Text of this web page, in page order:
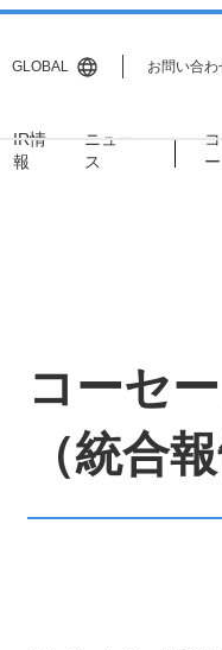
GLOBAL お問い合
企業理念
サステナビリティ
体制
IR情
報
経営情報
コーポレートガバナ
ディスクロージャー
ニュー
ス
ー
コーセ
（統合